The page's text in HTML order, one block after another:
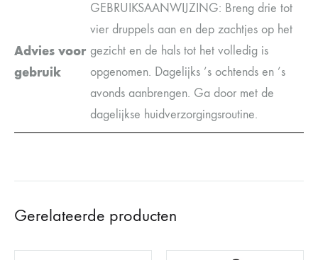
Advies voor
gebruik
GEBRUIKSAANWIJZING: Breng drie tot
vier druppels aan en dep zachtjes op het
gezicht en de hals tot het volledig is
opgenomen. Dagelijks ’s ochtends en ’s
avonds aanbrengen. Ga door met de
dagelijkse huidverzorgingsroutine.
Gerelateerde producten